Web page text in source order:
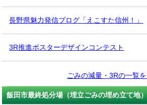
長野県魅力発信ブログ「えこすた信州！」
3R推進ポスターデザインコンテスト
ごみの減量・3Rの一覧
飯田市最終処分場（埋立ごみの埋め立て地